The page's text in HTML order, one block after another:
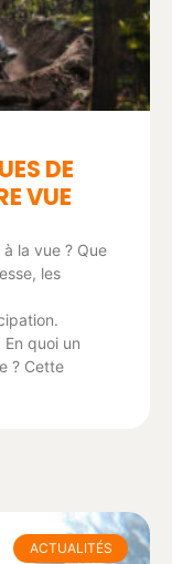
DE
VUE
la vue ? Que
les
quoi un
? Cette
ACTUALITÉS